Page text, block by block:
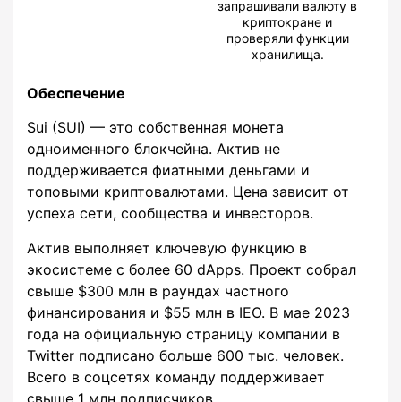
запрашивали валюту в
криптокране и
проверяли функции
хранилища.
Обеспечение
Sui (SUI) — это собственная монета
одноименного блокчейна. Актив не
поддерживается фиатными деньгами и
топовыми криптовалютами. Цена зависит от
успеха сети, сообщества и инвесторов.
Актив выполняет ключевую функцию в
экосистеме с более 60 dApps. Проект собрал
свыше $300 млн в раундах частного
финансирования и $55 млн в IEO. В мае 2023
года на официальную страницу компании в
Twitter подписано больше 600 тыс. человек.
Всего в соцсетях команду поддерживает
свыше 1 млн подписчиков.